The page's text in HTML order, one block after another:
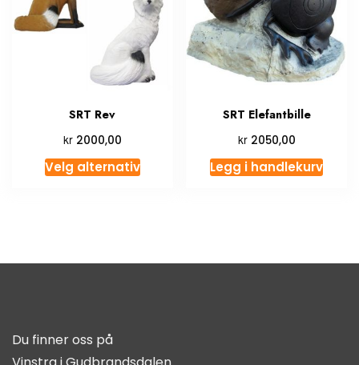
SRT Rev
kr2000,00
Velg alternativ
SRT Elefantbille
kr2050,00
Legg i handlekurv
Du finner oss på